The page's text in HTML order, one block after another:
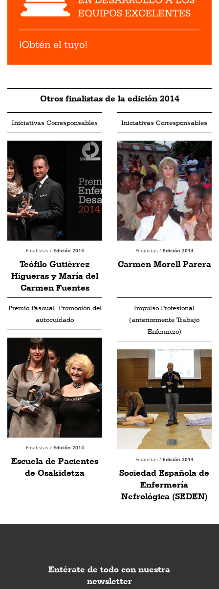
Otros finalistas de la edición 2014
Iniciativas Corresponsables
Finalistas / Edición 2014
Teófilo Gutiérrez
Higueras y María del
Carmen Fuentes
Iniciativas Corresponsables
Finalistas / Edición 2014
Carmen Morell Parera
Premio Pascual. Promoción del
autocuidado
Finalistas / Edición 2014
Escuela de Pacientes
de Osakidetza
Impulso Profesional
(anteriormente Trabajo
Enfermero)
Finalistas / Edición 2014
Sociedad Española de
Enfermería
Nefrológica (SEDEN)
Entérate de todo con nuestra
newsletter